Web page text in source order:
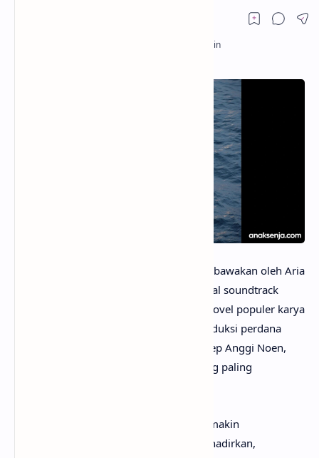
– Lagu “Melaut” yang dibawakan oleh Aria
Ardikoesoema menjadi salah satu original soundtrack
(OST) film Laut Bercerita, adaptasi dari novel populer karya
Leila S. Chudori. Film ini merupakan produksi perdana
Pal8 Pictures yang disutradarai oleh Yosep Anggi Noen,
sekaligus menjadi salah satu proyek yang paling
film semakin
memperkuat nuansa emosional yang dihadirkan,